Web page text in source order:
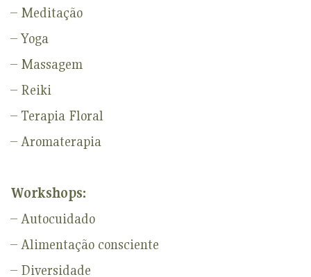
– Meditação
– Yoga
– Massagem
– Reiki
– Terapia Floral
– Aromaterapia
Workshops:
– Autocuidado
– Alimentação consciente
– Diversidade